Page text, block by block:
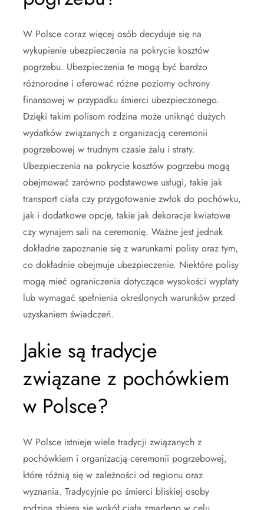
W Polsce coraz więcej osób decyduje się na
wykupienie ubezpieczenia na pokrycie kosztów
pogrzebu. Ubezpieczenia te mogą być bardzo
różnorodne i oferować różne poziomy ochrony
finansowej w przypadku śmierci ubezpieczonego.
Dzięki takim polisom rodzina może uniknąć dużych
wydatków związanych z organizacją ceremonii
pogrzebowej w trudnym czasie żalu i straty.
Ubezpieczenia na pokrycie kosztów pogrzebu mogą
obejmować zarówno podstawowe usługi, takie jak
transport ciała czy przygotowanie zwłok do pochówku,
jak i dodatkowe opcje, takie jak dekoracje kwiatowe
czy wynajem sali na ceremonię. Ważne jest jednak
dokładne zapoznanie się z warunkami polisy oraz tym,
co dokładnie obejmuje ubezpieczenie. Niektóre polisy
mogą mieć ograniczenia dotyczące wysokości wypłaty
lub wymagać spełnienia określonych warunków przed
uzyskaniem świadczeń.
Jakie są tradycje
związane z pochówkiem
w Polsce?
W Polsce istnieje wiele tradycji związanych z
pochówkiem i organizacją ceremonii pogrzebowej,
które różnią się w zależności od regionu oraz
wyznania. Tradycyjnie po śmierci bliskiej osoby